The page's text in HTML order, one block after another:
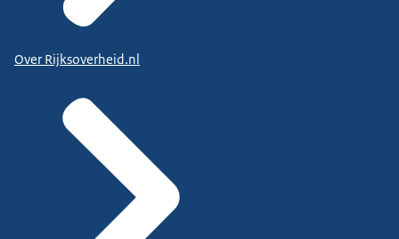
Over Rijksoverheid.nl